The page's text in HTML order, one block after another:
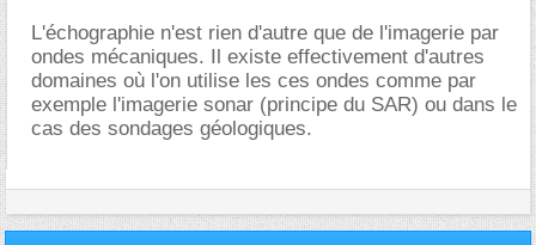
L'échographie n'est rien d'autre que de l'imagerie par
ondes mécaniques. Il existe effectivement d'autres
domaines où l'on utilise les ces ondes comme par
exemple l'imagerie sonar (principe du SAR) ou dans le
cas des sondages géologiques.